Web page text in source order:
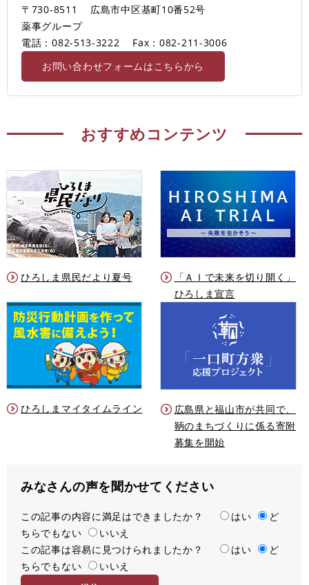
〒730-8511
広島市中区基町10番52号
薬事グループ
電話：082-513-3222
Fax：082-211-3006
お問い合わせフォームはこちらから
おすすめコンテンツ
ひろしま県民だより夏号
「ＡＩで未来を切り開く」
ひろしま宣言
ひろしまマイタイムライン
広島県と福山市が共同で、
鞆のまちづくりに係る寄附
募集を開始
みなさんの声を聞かせてください
満
足
度
この記事の内容に満足はできましたか？ はい
ど
ちらでもない
いいえ
容
易
この記事は容易に見つけられましたか？ はい
ど
ちらでもない
いいえ